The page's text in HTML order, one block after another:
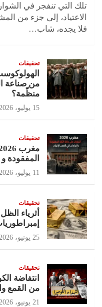
تلك التي تنفجر في
الاعتياد، إلى جزء من
فلا يجده، شاب…
تحقيقات
من صناعة
منظّمة؟
15 يوليو، 2026
تحقيقات
المفقودة
11 يوليو، 2026
تحقيقات
أثرياء
25 يونيو، 2026
تحقيقات
من القمع
21 يونيو، 2026